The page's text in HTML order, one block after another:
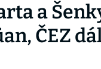
a
ČEZ